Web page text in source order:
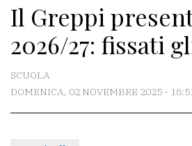
Associazioni
Meteo
Il Greppi
2026/27: fissati
SCUOLA
DOMENICA, 02 NOVEMBRE 2025 -